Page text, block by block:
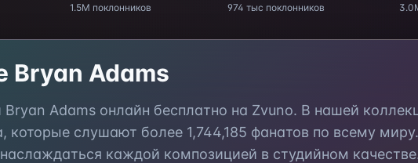
1.5M поклонников 974 тыс поклонников
Bryan Adams
Bryan Adams онлайн бесплатно на Zvuno. В нашей
которые слушают более 1,744,185 фанатов по всему
каждой композицией в студийном